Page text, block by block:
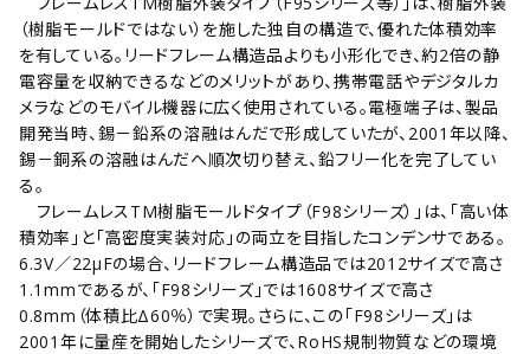
（樹脂モールドではない）を施した独自の構造で、優れた体積効率
を有している。リードフレーム構造品よりも小形化でき、約2倍の静
電容量を収納できるなどのメリットがあり、携帯電話やデジタルカ
メラなどのモバイル機器に広く使用されている。電極端子は、製品
開発当時、錫－鉛系の溶融はんだで形成していたが、2001年以降、
錫－銅系の溶融はんだへ順次切り替え、鉛フリー化を完了してい
る。
フレームレスTM樹脂モールドタイプ（F98シリーズ）｣は、「高い体
積効率」と「高密度実装対応」の両立を目指したコンデンサである。
6.3V／22μFの場合、リードフレーム構造品では2012サイズで高さ
1.1mmであるが、「F98シリーズ」では1608サイズで高さ
0.8mm（体積比Δ60％）で実現。さらに、この｢F98シリーズ｣は
2001年に量産を開始したシリーズで、RoHS規制物質などの環境